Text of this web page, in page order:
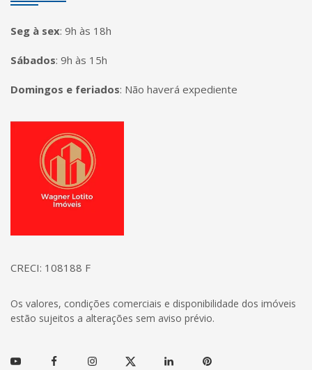
Seg à sex: 9h às 18h
Sábados: 9h às 15h
Domingos e feriados: Não haverá expediente
Página inicial
CRECI: 108188 F
Os valores, condições comerciais e disponibilidade dos imóveis
estão sujeitos a alterações sem aviso prévio.
Youtube FacebookInstagramTwitter Linkedin Pinterest